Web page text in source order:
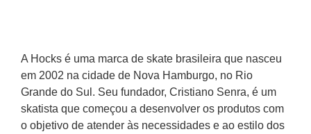
A Hocks é uma marca de skate brasileira que nasceu
em 2002 na cidade de Nova Hamburgo, no Rio
Grande do Sul. Seu fundador, Cristiano Senra, é um
skatista que começou a desenvolver os produtos com
o objetivo de atender às necessidades e ao estilo dos